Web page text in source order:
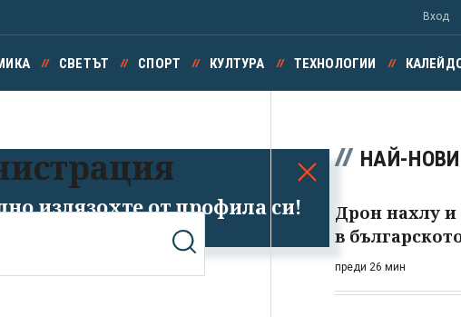
излязохте от профила си!
Вход
СВЕТЪТ СПОРТ КУЛТУРА ТЕХНОЛОГИИ
НАЙ-НОВИ
Дрон нахлу и
в
преди 26 мин